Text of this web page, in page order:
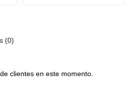
(0)
clientes en este momento.